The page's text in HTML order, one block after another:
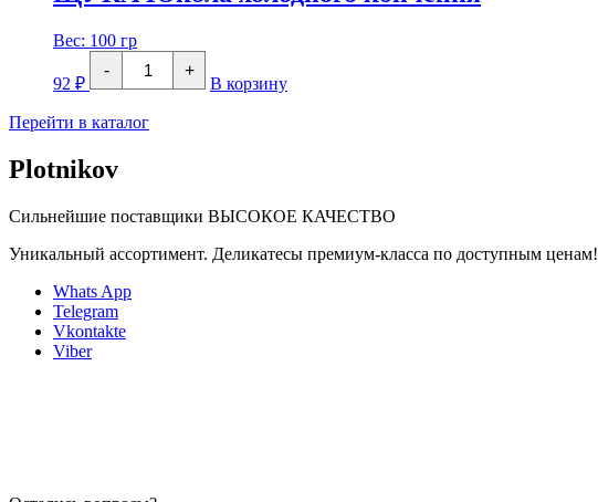
Вес: 100 гр
92 ₽
-
Количество
товара
ЩУКА
холодного
+
В корзину
Перейти в каталог
Plotnikov
Сильнейшие поставщики ВЫСОКОЕ КАЧЕСТВО
Уникальный ассортимент. Деликатесы премиум-класса по доступным ценам!
Whats App
Telegram
Vkontakte
Viber